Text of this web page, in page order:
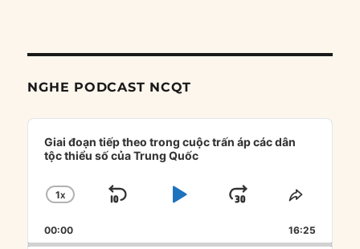
NGHE PODCAST NCQT
Audio
Player
Giai đoạn tiếp theo trong cuộc trấn áp các dân
tộc thiểu số của Trung Quốc
CHANGE
RATE
1X
SKIP
PLAYJUMP
FORWARD
SHARE
00:00 16:25